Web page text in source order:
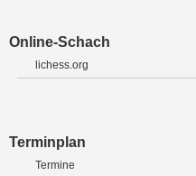
Online-Schach
lichess.org
Terminplan
Termine